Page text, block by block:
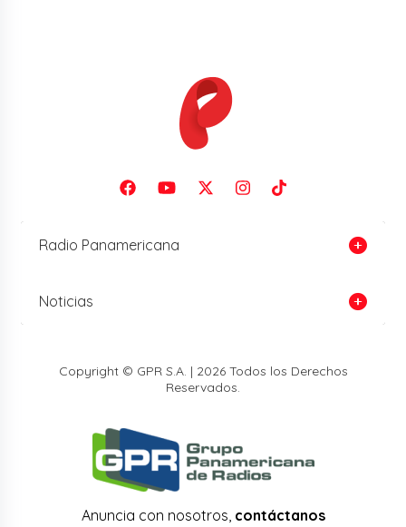
Radio Panamericana
Noticias
Copyright © GPR S.A. | 2026 Todos los Derechos
Reservados.
Anuncia con nosotros, contáctanos